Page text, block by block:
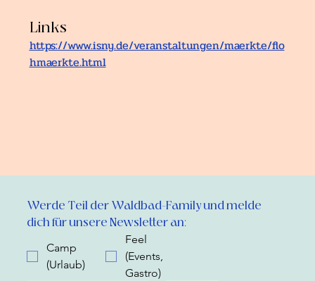
Werde Teil der Waldbad-Family und melde
dich für unsere Newsletter an:
Camp
(Urlaub)
Feel
(Events,
Gastro)
Links
https://www.isny.de/veranstaltungen/maerkte/flo
hmaerkte.html